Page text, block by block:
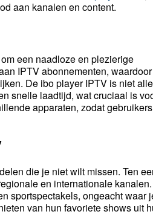
aan kanalen en content.
een naadloze en plezierige
IPTV abonnementen, waardoor
De ibo player IPTV is niet
snelle laadtijd, wat cruciaal is
apparaten, zodat
die je niet wilt missen. Ten
en internationale
sportspectakels, ongeacht waar
van hun favoriete shows uit